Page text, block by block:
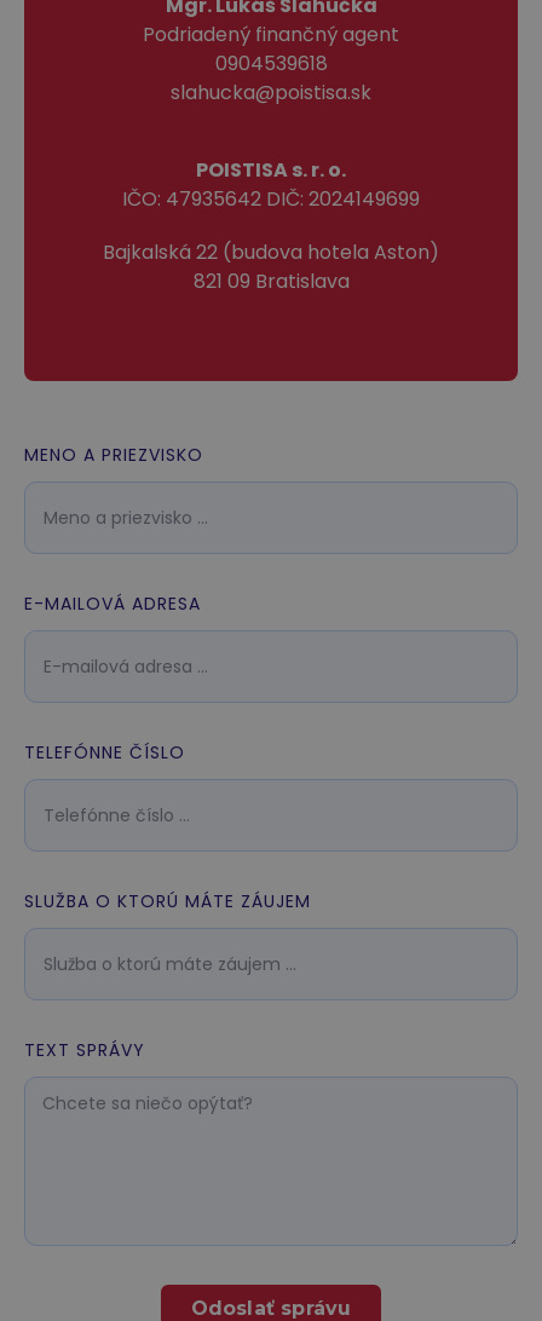
Podriadený finančný agent
0904539618
slahucka@poistisa.sk
POISTISA s. r. o.
IČO: 47935642 DIČ: 2024149699
Bajkalská 22 (budova hotela Aston)
821 09 Bratislava
MENO A PRIEZVISKO
E-MAILOVÁ ADRESA
TELEFÓNNE ČÍSLO
SLUŽBA O KTORÚ MÁTE ZÁUJEM
TEXT SPRÁVY
Odoslať správu